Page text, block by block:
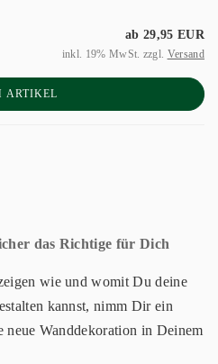
ab 29,95 EUR
inkl. 19% MwSt. zzgl. Versand
ARTIKEL
das Richtige für Dich
wie und womit Du deine
kannst, nimm Dir ein
neue Wanddekoration in Deinem